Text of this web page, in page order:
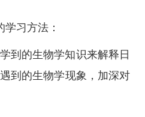
习方法：
到的生物学知识来解释日
到的生物学现象，加深对